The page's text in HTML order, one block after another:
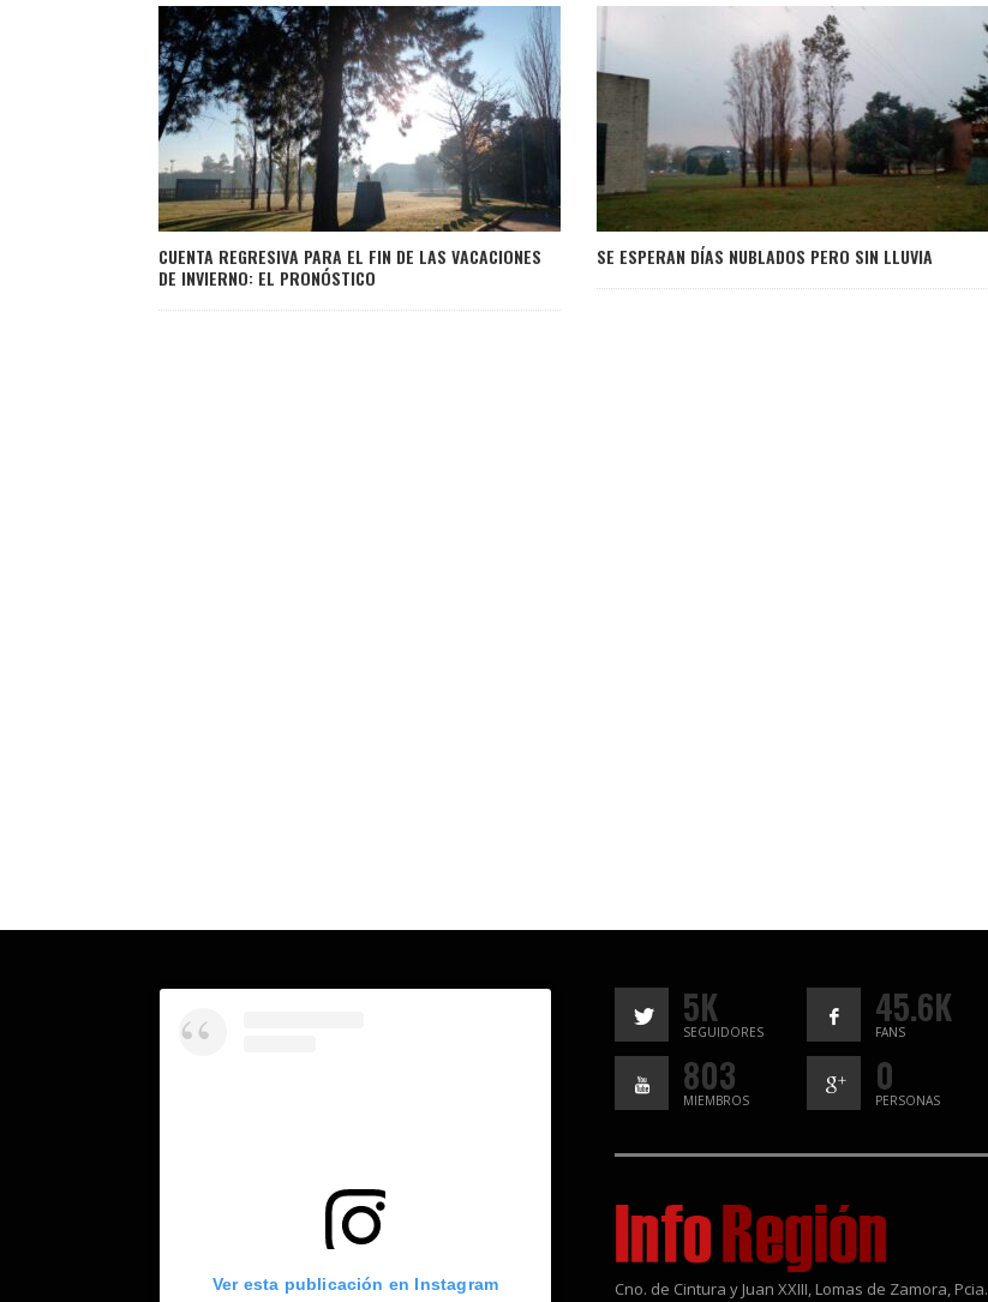
CUENTA REGRESIVA PARA EL FIN DE LAS VACACIONES
DE INVIERNO: EL PRONÓSTICO
SE ESPERAN DÍAS NUBLADOS PERO SIN LLUVIA
Ver esta publicación en Instagram
5K
SEGUIDORES
45.6K
FANS
803
MIEMBROS
0
PERSONAS
Cno. de Cintura y Juan XXIII, Lomas de Zamora, Pcia.